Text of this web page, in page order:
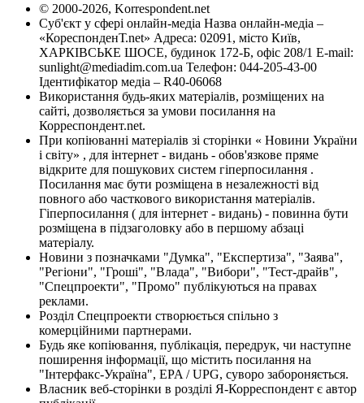
© 2000-2026, Korrespondent.net
Суб'єкт у сфері онлайн-медіа Назва онлайн-медіа –
«КореспонденТ.net» Адреса: 02091, місто Київ,
ХАРКІВСЬКЕ ШОСЕ, будинок 172-Б, офіс 208/1 E-mail:
sunlight@mediadim.com.ua Телефон: 044-205-43-00
Ідентифікатор медіа – R40-06068
Використання будь-яких матеріалів, розміщених на
сайті, дозволяється за умови посилання на
Корреспондент.net.
При копіюванні матеріалів зі сторінки « Новини України
і світу» , для інтернет - видань - обов'язкове пряме
відкрите для пошукових систем гіперпосилання .
Посилання має бути розміщена в незалежності від
повного або часткового використання матеріалів.
Гіперпосилання ( для інтернет - видань) - повинна бути
розміщена в підзаголовку або в першому абзаці
матеріалу.
Новини з позначками "Думка", "Експертиза", "Заява",
"Регіони", "Гроші", "Влада", "Вибори", "Тест-драйв",
"Спецпроекти", "Промо" публікуються на правах
реклами.
Розділ Спецпроекти створюється спільно з
комерційними партнерами.
Будь яке копіювання, публікація, передрук, чи наступне
поширення інформації, що містить посилання на
"Інтерфакс-Україна", EPA / UPG, суворо забороняється.
Власник веб-сторінки в розділі Я-Корреспондент є автор